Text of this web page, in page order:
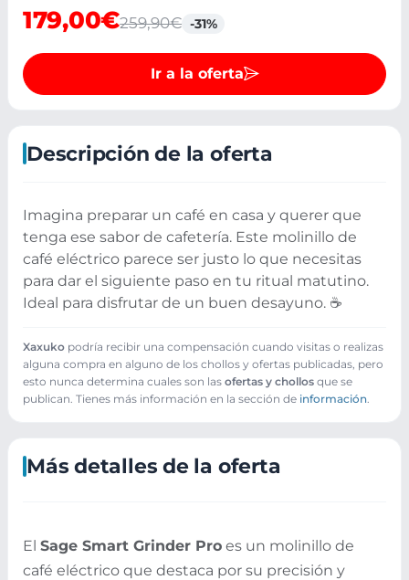
179,00€259,90€ -31%
Ir a la oferta
Descripción de la oferta
Imagina preparar un café en casa y querer que
tenga ese sabor de cafetería. Este molinillo de
café eléctrico parece ser justo lo que necesitas
para dar el siguiente paso en tu ritual matutino.
Ideal para disfrutar de un buen desayuno. ☕️
Xaxuko podría recibir una compensación cuando visitas o realizas
alguna compra en alguno de los chollos y ofertas publicadas, pero
esto nunca determina cuales son las ofertas y chollos que se
publican. Tienes más información en la sección de información.
Más detalles de la oferta
El Sage Smart Grinder Pro es un molinillo de
café eléctrico que destaca por su precisión y